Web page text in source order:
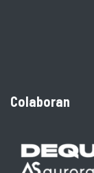
Colaboran